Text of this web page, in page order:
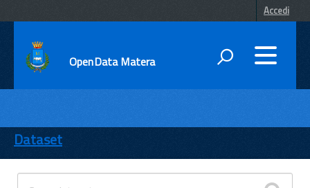
Accedi
OpenData Matera
ENTI
TEMI
INFORMAZIONI
Dataset